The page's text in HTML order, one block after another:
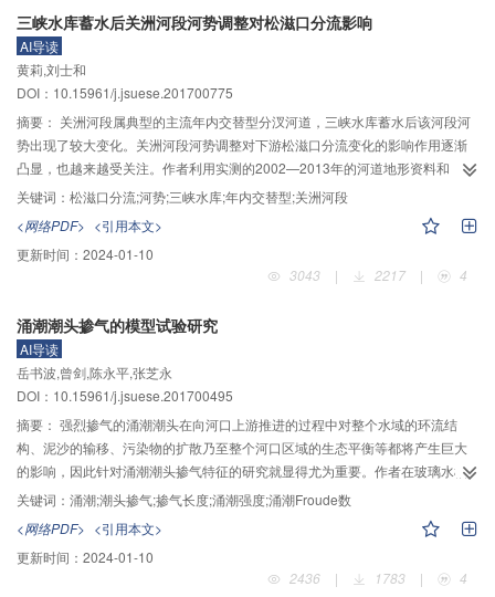
的漏洞挖掘方法、智能引导优化问题、基于策略的漏洞识别方法。二是,软件与
系统漏洞分析与可利用性判定技术，包括漏洞成因分析技术、程序异常路径构
造技术、同源性漏洞分析技术、漏洞可利用性判定技术、多场景漏洞分析平台
建设。三是，基于网络流量的漏洞分析与检测技术，包括利用动静态方法的漏
洞攻击样本检测技术、研制软件漏洞攻击样本自动化检测原型系统、针对疑似
网络攻击流量的深度检测与智能识别技术、网络攻击样本自动化分析与精准验
证、面向攻击流量的漏洞检测与综合服务平台。四是，漏洞危害评估与验证技
术，包括基于硬件虚拟化的动态污点分析技术、漏洞自动利用技术、研制基于
虚拟环境的漏洞自动化验证系统、漏洞危害性评估体系和危害性评估算法。五
是，漏洞规模化协同挖掘分析技术研究与应用，包括多任务多引擎自适应均衡
术、面向多计算环境的规模化协同漏洞发掘的一体化平台、规模化协同条件下
漏洞挖掘、分析和可利用性评估技术、规模化协同漏洞发掘一体化平台在典型
定式复盘，基于基因图谱构建与经验知识复用的漏洞智慧挖掘技术；二是，多
源分析多态利用，基于多源漏洞分析的多态可利用性评估技术；三是，动静结
合意图推演，大流量环境下基于数据驱动与行为认知关联的攻击检测技术；四
是，状态切片叠加复现，活体漏洞库构建技术；五是，智能连接迭代适应，多
任务多引擎自适应均衡规模化漏洞挖掘技术。最终，构建集漏洞挖掘、分析、
监测、评估、验证于一体的规模协同平台，形成知识复用、智能连接、开放协
作的生态系统，为国家摸清网络空间安全家底、扭转攻防博弈被动局面提供技
术支撑。
三峡水库蓄水后关洲河段河势调整对松滋口分流影响
AI导读
黄莉,刘士和
DOI：10.15961/j.jsuese.201700775
摘要： 关洲河段属典型的主流年内交替型分汊河道，三峡水库蓄水后该河段河
势出现了较大变化。关洲河段河势调整对下游松滋口分流变化的影响作用逐渐
凸显，也越来越受关注。作者利用实测的2002—2013年的河道地形资料和
1984—2017年的水文观测数据，首先分析了三峡水库蓄水运用后关洲河段的河
道演变特点，然后从河道冲淤、左汊发展与左汊主汊的维持时间等3个方面研究
了上游河势调整对松滋口分流的影响。研究成果表明：三峡水库蓄水后，关洲
河段以枯水河槽冲刷为主，枯水河槽冲刷量约占平滩河槽总冲刷量的90%；冲
刷形式由起初的冲刷下切逐渐转化为冲刷左侧低滩及河床组成较细的左汊；分
左右汊主流年内易位的临界流量呈现减小的趋势；枯水河槽的冲刷将引起中小
流量（小于20 000 m
的逐步完成这一变化会有所削弱；关洲左汊的发展有利于增加较大流量（大于
20 000 m3/s）时松滋口的分流比，且这一流量持续的时间越长，即左汊维持主
汊地位的时间越长，松滋口年分流比越大。但左汊的过度发展可能会引起关洲
河段主流不再发生年内交替，而是长期稳定在左汊河道，建议有关部门加强对
关洲左汊河道的监测。
关键词： 松滋口分流;河势;三峡水库;年内交替型;关洲河段
<网络PDF> <引用本文>
更新时间： 2024-01-10
3043
| 2217 | 4
涌潮潮头掺气的模型试验研究
AI导读
岳书波,曾剑,陈永平,张芝永
DOI：10.15961/j.jsuese.201700495
摘要： 强烈掺气的涌潮潮头在向河口上游推进的过程中对整个水域的环流结
构、泥沙的输移、污染物的扩散乃至整个河口区域的生态平衡等都将产生巨大
的影响，因此针对涌潮潮头掺气特征的研究就显得尤为重要。作者在玻璃水槽
中模拟了涌潮潮头，运用高速摄像记录系统拍摄涌潮潮头掺气的状态，并对其
破碎状态进行观测、统计和分析。通过试验中涌潮潮头形态与涌潮Froude数之
间的响应关系与现实中二者之间的响应关系的一致性，检验了试验中所模拟的
涌潮潮头形态的合理性。涌潮潮头破碎掺气要历经4个阶段且不断重复，最终在
潮头形成一系列的气泡云；通过对比不同工况下涌潮潮头掺气的形态，提出潮
关键词： 涌潮;潮头掺气;掺气长度;涌潮强度;涌潮Froude数
<网络PDF> <引用本文>
更新时间： 2024-01-10
2436
| 1783 | 4